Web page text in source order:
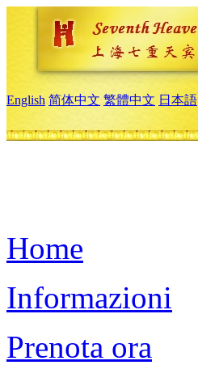
English 简体中文 繁體中文 日本語
Home
Informazioni
Prenota ora